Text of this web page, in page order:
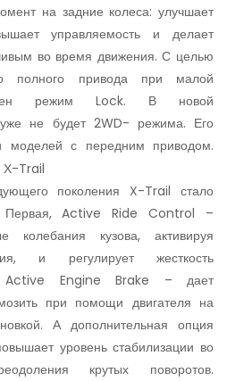
на задние колеса: улучшает
управляемость и делает
во время движения. С целью
полного привода при малой
режим Lock. В новой
не будет 2WD- режима. Его
моделей с передним приводом.
поколения X-Trail стало
Первая, Active Ride Control –
колебания кузова, активируя
и регулирует жесткость
Active Engine Brake – дает
при помощи двигателя на
А дополнительная опция
уровень стабилизации во
крутых поворотов.